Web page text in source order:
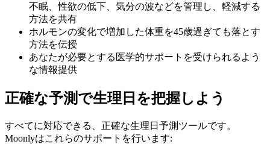
不眠、性欲の低下、気分の波などを管理し、軽減する
方法を共有
ホルモンの変化で増加した体重を45歳過ぎても落とす
方法を伝授
あなたが必要とする医学的サポートを受けられるよう
な情報提供
正確な予測で生理日を把握しよう
すべてに対応できる、正確な生理日予測ツールです。
Moonlyはこれらのサポートを行います: